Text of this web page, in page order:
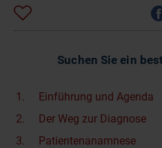
Suchen Sie ein
Einführung und Agenda
Der Weg zur Diagnose
Patientenanamnese